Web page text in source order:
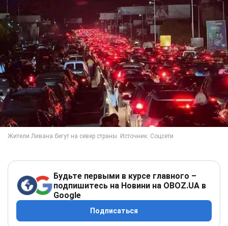
Будьте первыми в курсе главного –
подпишитесь на Новини на OBOZ.UA в
Google
Подписаться